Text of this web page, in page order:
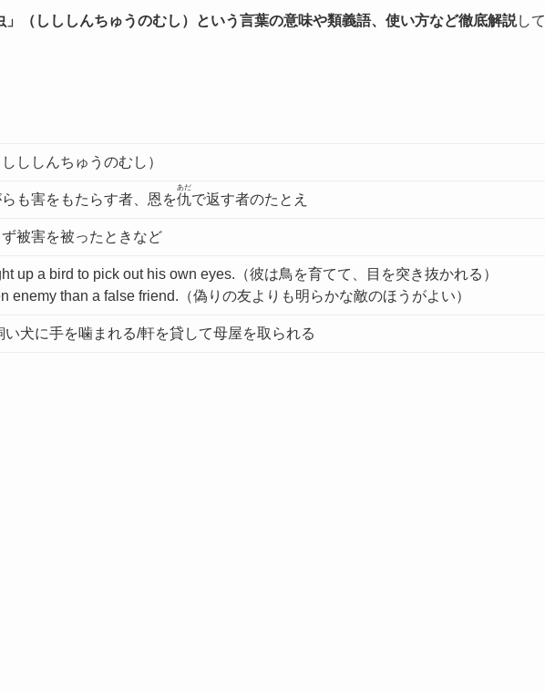
」（しししんちゅうのむし）という言葉の意味や類義語、使い方など徹底解説して
ししんちゅうのむし）
も害をもたらす者、恩を仇
あだ
で返す者のたとえ
被害を被ったときなど
up a bird to pick out his own eyes.（彼は鳥を育てて、目を突き抜かれる）
enemy than a false friend.（偽りの友よりも明らかな敵のほうがよい）
い犬に手を噛まれる/軒を貸して母屋を取られる